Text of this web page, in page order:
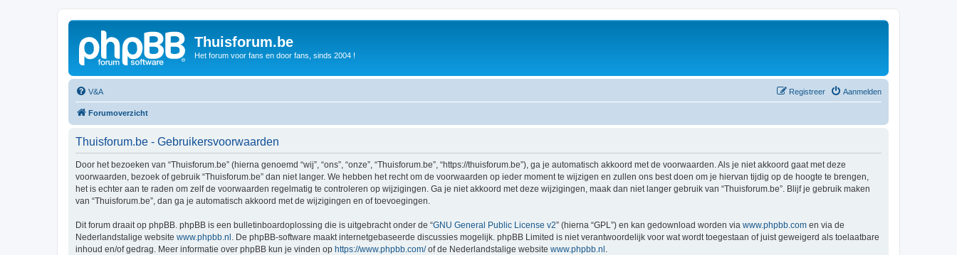
Thuisforum.be
Het forum voor fans en door fans, sinds 2004 !
V&A Aanmelden
Registreer
Forumoverzicht
Thuisforum.be - Gebruikersvoorwaarden
Door het bezoeken van “Thuisforum.be” (hierna genoemd “wij”, “ons”, “onze”, “Thuisforum.be”, “https://thuisforum.be”), ga je automatisch akkoord met de voorwaarden. Als je niet akkoord gaat met deze
voorwaarden, bezoek of gebruik “Thuisforum.be” dan niet langer. We hebben het recht om de voorwaarden op ieder moment te wijzigen en zullen ons best doen om je hiervan tijdig op de hoogte te brengen,
het is echter aan te raden om zelf de voorwaarden regelmatig te controleren op wijzigingen. Ga je niet akkoord met deze wijzigingen, maak dan niet langer gebruik van “Thuisforum.be”. Blijf je gebruik maken
van “Thuisforum.be”, dan ga je automatisch akkoord met de wijzigingen en of toevoegingen.
Dit forum draait op phpBB. phpBB is een bulletinboardoplossing die is uitgebracht onder de “GNU General Public License v2” (hierna “GPL”) en kan gedownload worden via www.phpbb.com en via de
Nederlandstalige website www.phpbb.nl . De phpBB-software maakt internetgebaseerde discussies mogelijk. phpBB Limited is niet verantwoordelijk voor wat wordt toegestaan of juist geweigerd als toelaatbare
inhoud en/of gedrag. Meer informatie over phpBB kun je vinden op https://www.phpbb.com/of de Nederlandstalige website www.phpbb.nl